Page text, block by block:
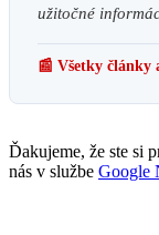
užitočné
📰 Všetky články
Ďakujeme, že ste si
nás v službe Google